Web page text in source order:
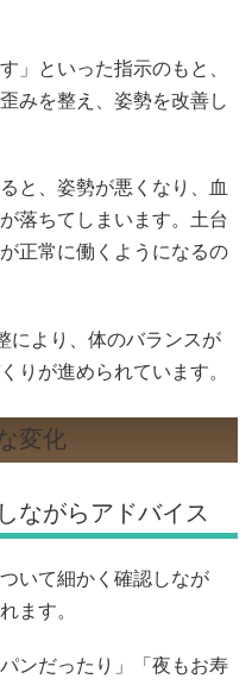
」といった指示のもと、
みを整え、姿勢を改善し
と、姿勢が悪くなり、血
落ちてしまいます。土台
正常に働くようになるの
により、体のバランスが
りが進められています。
変化
ながらアドバイス
いて細かく確認しなが
ます。
ンだったり」「夜もお寿